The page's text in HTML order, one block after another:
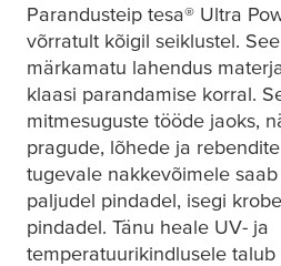
Parandusteip tesa® Ultra
võrratult kõigil seiklustel.
märkamatu lahendus
klaasi parandamise korral.
mitmesuguste tööde jaoks,
pragude, lõhede ja
tugevale nakkevõimele
paljudel pindadel, isegi
pindadel. Tänu heale UV- ja
temperatuurikindlusele